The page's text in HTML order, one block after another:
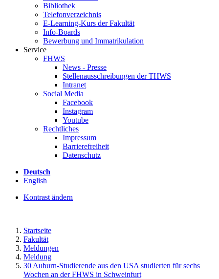
Bibliothek
Telefonverzeichnis
E-Learning-Kurs der Fakultät
Info-Boards
Bewerbung und Immatrikulation
Service
FHWS
News - Presse
Stellenausschreibungen der THWS
Intranet
Social Media
Facebook
Instagram
Youtube
Rechtliches
Impressum
Barrierefreiheit
Datenschutz
Deutsch
English
Kontrast ändern
Startseite
Fakultät
Meldungen
Meldung
30 Auburn-Studierende aus den USA studierten für sechs
Wochen an der FHWS in Schweinfurt